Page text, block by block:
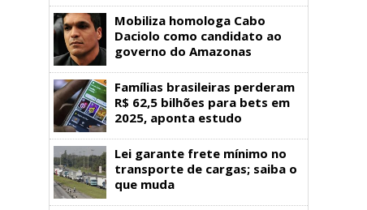
Mobiliza homologa Cabo
Daciolo como candidato ao
governo do Amazonas
Famílias brasileiras perderam
R$ 62,5 bilhões para bets em
2025, aponta estudo
Lei garante frete mínimo no
transporte de cargas; saiba o
que muda